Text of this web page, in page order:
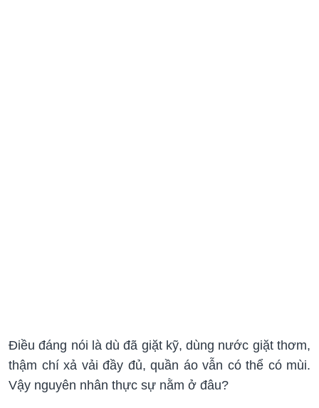
Điều đáng nói là dù đã giặt kỹ, dùng nước giặt thơm,
thậm chí xả vải đầy đủ, quần áo vẫn có thể có mùi.
Vậy nguyên nhân thực sự nằm ở đâu?